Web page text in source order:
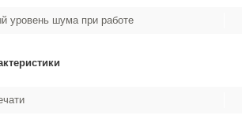
уровень шума при работе